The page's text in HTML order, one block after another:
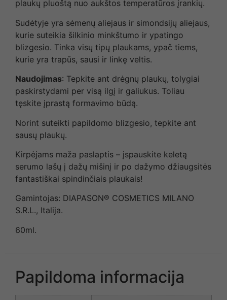
plaukų pluoštą nuo aukštos temperatūros įrankių.
Sudėtyje yra sėmenų aliejaus ir simondsijų aliejaus,
kurie suteikia šilkinio minkštumo ir ypatingo
blizgesio. Tinka visų tipų plaukams, ypač tiems,
kurie yra trapūs, sausi ir linkę veltis.
Naudojimas: Tepkite ant drėgnų plaukų, tolygiai
paskirstydami per visą ilgį ir galiukus. Toliau
tęskite įprastą formavimo būdą.
Norint suteikti papildomo blizgesio, tepkite ant
sausų plaukų.
Kirpėjams maža paslaptis – įspauskite keletą
serumo lašų į dažų mišinį ir po dažymo džiaugsitės
fantastiškai spindinčiais plaukais!
Gamintojas: DIAPASON® COSMETICS MILANO
S.R.L., Italija.
60ml.
Papildoma informacija